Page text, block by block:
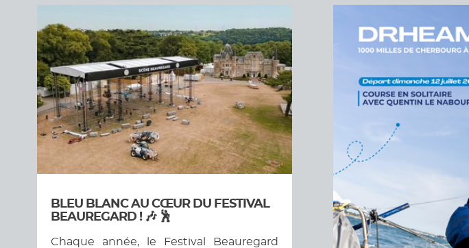
BLEU BLANC AU CŒUR DU FESTIVAL
BEAUREGARD ! 🎶 🕺
Chaque année, le Festival Beauregard